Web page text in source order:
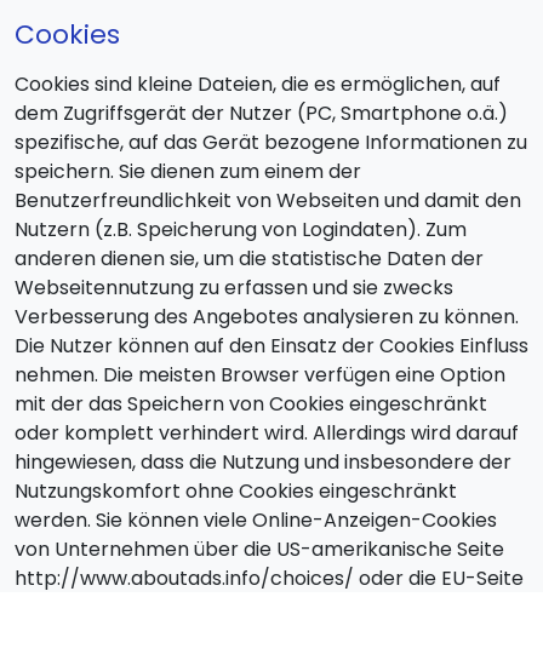
Cookies
Cookies sind kleine Dateien, die es ermöglichen, auf
dem Zugriffsgerät der Nutzer (PC, Smartphone o.ä.)
spezifische, auf das Gerät bezogene Informationen zu
speichern. Sie dienen zum einem der
Benutzerfreundlichkeit von Webseiten und damit den
Nutzern (z.B. Speicherung von Logindaten). Zum
anderen dienen sie, um die statistische Daten der
Webseitennutzung zu erfassen und sie zwecks
Verbesserung des Angebotes analysieren zu können.
Die Nutzer können auf den Einsatz der Cookies Einfluss
nehmen. Die meisten Browser verfügen eine Option
mit der das Speichern von Cookies eingeschränkt
oder komplett verhindert wird. Allerdings wird darauf
hingewiesen, dass die Nutzung und insbesondere der
Nutzungskomfort ohne Cookies eingeschränkt
werden. Sie können viele Online-Anzeigen-Cookies
von Unternehmen über die US-amerikanische Seite
http://www.aboutads.info/choices/ oder die EU-Seite